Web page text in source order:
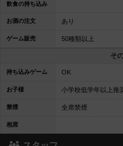
飲食の持ち込み
お酒の注文 あり
ゲーム販売 50種類以上
そ
持ち込みゲーム OK
お子様 小学校低学年以上推
禁煙 全席禁煙
相席